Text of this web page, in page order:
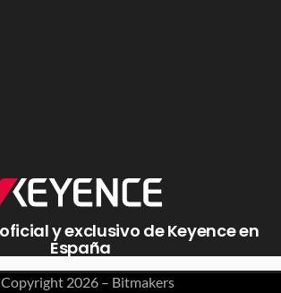
y exclusivo de Keyence en
España
2026 – Bitmakers